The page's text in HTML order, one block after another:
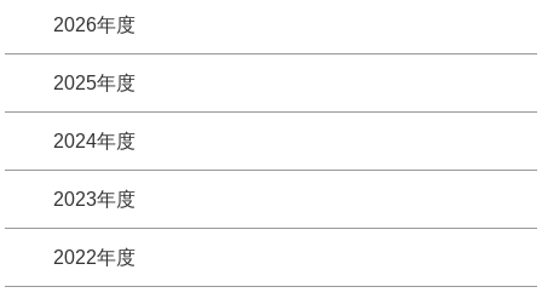
2026年度
2025年度
2024年度
2023年度
2022年度